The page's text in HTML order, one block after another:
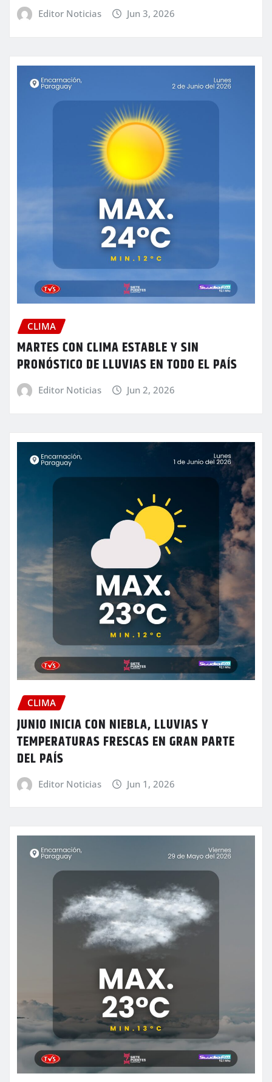
Editor Noticias Jun 3, 2026
CLIMA
MARTES CON CLIMA ESTABLE Y SIN
PRONÓSTICO DE LLUVIAS EN TODO EL PAÍS
Editor Noticias Jun 2, 2026
CLIMA
JUNIO INICIA CON NIEBLA, LLUVIAS Y
TEMPERATURAS FRESCAS EN GRAN PARTE
DEL PAÍS
Editor Noticias Jun 1, 2026